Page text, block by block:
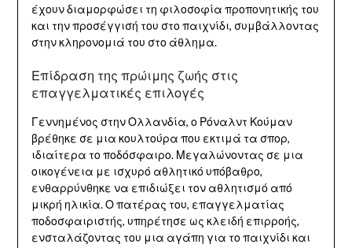
έχουν διαμορφώσει τη φιλοσοφία προπονητικής του
και την προσέγγισή του στο παιχνίδι, συμβάλλοντας
στην κληρονομιά του στο άθλημα.
Επίδραση της πρώιμης ζωής στις
επαγγελματικές επιλογές
Γεννημένος στην Ολλανδία, ο Ρόναλντ Κούμαν
βρέθηκε σε μια κουλτούρα που εκτιμά τα σπορ,
ιδιαίτερα το ποδόσφαιρο. Μεγαλώνοντας σε μια
οικογένεια με ισχυρό αθλητικό υπόβαθρο,
ενθαρρύνθηκε να επιδιώξει τον αθλητισμό από
μικρή ηλικία. Ο πατέρας του, επαγγελματίας
ποδοσφαιριστής, υπηρέτησε ως κλειδή επιρροής,
ενσταλάζοντας του μια αγάπη για το παιχνίδι και